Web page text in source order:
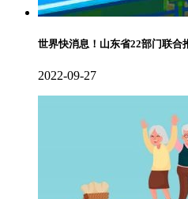
世界快消息！山东省22部门联合
2022-09-27